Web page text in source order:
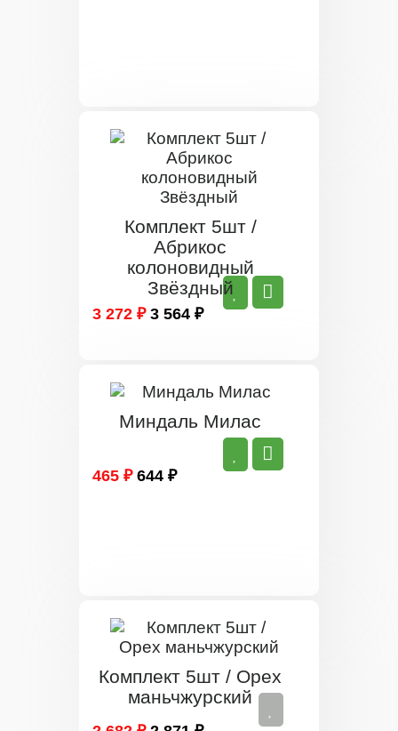
Комплект 5шт /
Абрикос
колоновидный
Звёздный
3 272 ₽ 3 564 ₽
Миндаль Милас
465 ₽ 644 ₽
Комплект 5шт / Орех
маньчжурский